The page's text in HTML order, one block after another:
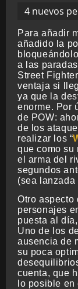
4 nuevos
Para añadir
añadido la
a las
Street
ventaja si
ya que la
enorme. Por
de POW:
de los
realizar los “
que como su
el arma del
segundos
(sea lanzada
Otro aspecto
personajes
puesta al
Uno de los
ausencia de
su poca
cuenta, que
lo posible